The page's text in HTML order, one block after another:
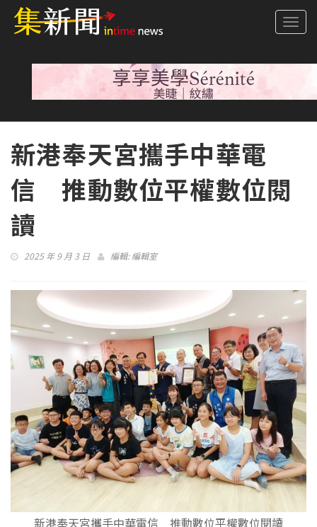
新港奉天宮攜手中華電
信 推動數位平權數位閱
讀
2025 年 9 月 3 日 編輯:編輯室
新港奉天宮攜手中華電信 推動數位平權數位閱讀